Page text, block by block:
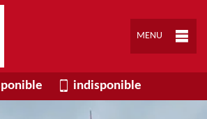
MENU
indisponible